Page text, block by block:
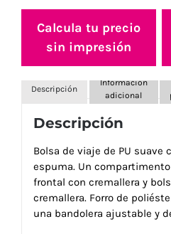
Calcula tu precio
sin impresión
Descripción
Información
adicional
Descripción
Bolsa de viaje de PU suave
espuma. Un
frontal con cremallera y
cremallera. Forro de
una bandolera ajustable y